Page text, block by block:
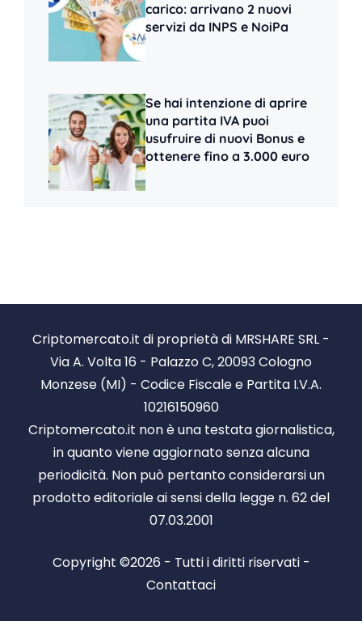
carico: arrivano 2 nuovi
servizi da INPS e NoiPa
Se hai intenzione di aprire
una partita IVA puoi
usufruire di nuovi Bonus e
ottenere fino a 3.000 euro
Criptomercato.it di proprietà di MRSHARE SRL -
Via A. Volta 16 - Palazzo C, 20093 Cologno
Monzese (MI) - Codice Fiscale e Partita I.V.A.
10216150960
Criptomercato.it non è una testata giornalistica,
in quanto viene aggiornato senza alcuna
periodicità. Non può pertanto considerarsi un
prodotto editoriale ai sensi della legge n. 62 del
07.03.2001
Copyright ©2026 - Tutti i diritti riservati -
Contattaci